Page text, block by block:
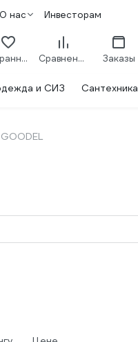
О нас Инвесторам
Избранное Сравнение Заказы
и СИЗ Сантехника
GOODEL